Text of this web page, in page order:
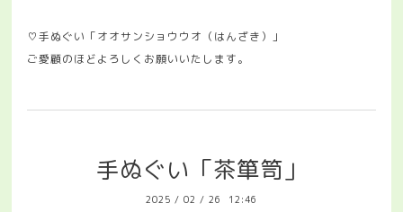
♡手ぬぐい「オオサンショウウオ（はんざき）」
ご愛顧のほどよろしくお願いいたします。
手ぬぐい「茶箪笥」
2025 / 02 / 26 12:46